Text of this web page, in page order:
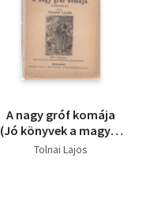
A nagy gróf komája
(Jó könyvek a magyar
nép számára 38.)
Tolnai Lajos